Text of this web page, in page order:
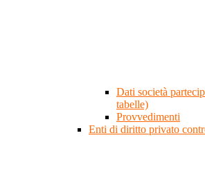
Dati società
tabelle)
Provvedimenti
Enti di diritto privato